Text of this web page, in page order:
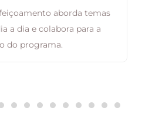
aborda temas
a dia e colabora para a
do programa.